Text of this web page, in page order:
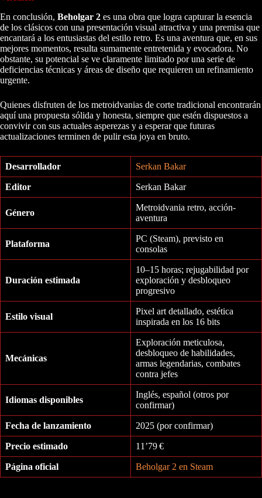
En conclusión, Beholgar 2 es una obra que logra capturar la esencia
de los clásicos con una presentación visual atractiva y una premisa que
encantará a los entusiastas del estilo retro. Es una aventura que, en sus
mejores momentos, resulta sumamente entretenida y evocadora. No
obstante, su potencial se ve claramente limitado por una serie de
deficiencias técnicas y áreas de diseño que requieren un refinamiento
urgente.
Quienes disfruten de los metroidvanias de corte tradicional encontrarán
aquí una propuesta sólida y honesta, siempre que estén dispuestos a
convivir con sus actuales asperezas y a esperar que futuras
actualizaciones terminen de pulir esta joya en bruto.
Desarrollador Serkan Bakar
Editor Serkan Bakar
Género
Metroidvania retro, acción-
aventura
Plataforma
PC (Steam), previsto en
consolas
Duración estimada
10–15 horas; rejugabilidad por
exploración y desbloqueo
progresivo
Estilo visual
Pixel art detallado, estética
inspirada en los 16 bits
Mecánicas
Exploración meticulosa,
desbloqueo de habilidades,
armas legendarias, combates
contra jefes
Idiomas disponibles
Inglés, español (otros por
confirmar)
Fecha de lanzamiento 2025 (por confirmar)
Precio estimado 11’79 €
Página oficial Beholgar 2 en Steam